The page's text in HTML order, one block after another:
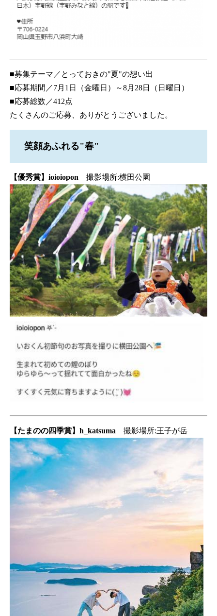
■募集テーマ／とっておきの"夏"の想い出
■応募期間／7月1日（金曜日）～8月28日（日曜日）
■応募総数／412点
たくさんのご応募、ありがとうございました。
笑顔あふれる"春"
【優秀賞】ioioiopon 撮影場所:横田公園
【たまのの四季賞】h_katsuma 撮影場所:王子が岳​